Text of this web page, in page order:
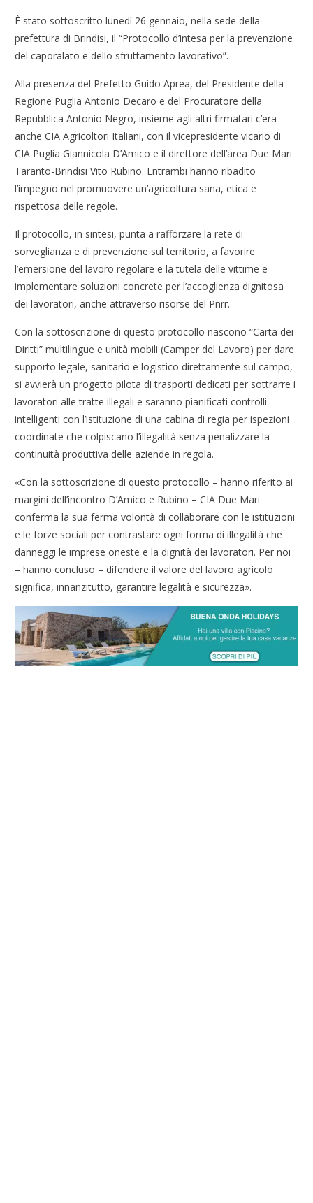
È stato sottoscritto lunedì 26 gennaio, nella sede della
prefettura di Brindisi, il “Protocollo d’intesa per la prevenzione
del caporalato e dello sfruttamento lavorativo”.
Alla presenza del Prefetto Guido Aprea, del Presidente della
Regione Puglia Antonio Decaro e del Procuratore della
Repubblica Antonio Negro, insieme agli altri firmatari c’era
anche CIA Agricoltori Italiani, con il vicepresidente vicario di
CIA Puglia Giannicola D’Amico e il direttore dell’area Due Mari
Taranto-Brindisi Vito Rubino. Entrambi hanno ribadito
l’impegno nel promuovere un’agricoltura sana, etica e
rispettosa delle regole.
Il protocollo, in sintesi, punta a rafforzare la rete di
sorveglianza e di prevenzione sul territorio, a favorire
l’emersione del lavoro regolare e la tutela delle vittime e
implementare soluzioni concrete per l’accoglienza dignitosa
dei lavoratori, anche attraverso risorse del Pnrr.
Con la sottoscrizione di questo protocollo nascono “Carta dei
Diritti” multilingue e unità mobili (Camper del Lavoro) per dare
supporto legale, sanitario e logistico direttamente sul campo,
si avvierà un progetto pilota di trasporti dedicati per sottrarre i
lavoratori alle tratte illegali e saranno pianificati controlli
intelligenti con l’istituzione di una cabina di regia per ispezioni
coordinate che colpiscano l’illegalità senza penalizzare la
continuità produttiva delle aziende in regola.
«Con la sottoscrizione di questo protocollo – hanno riferito ai
margini dell’incontro D’Amico e Rubino – CIA Due Mari
conferma la sua ferma volontà di collaborare con le istituzioni
e le forze sociali per contrastare ogni forma di illegalità che
danneggi le imprese oneste e la dignità dei lavoratori. Per noi
– hanno concluso – difendere il valore del lavoro agricolo
significa, innanzitutto, garantire legalità e sicurezza».